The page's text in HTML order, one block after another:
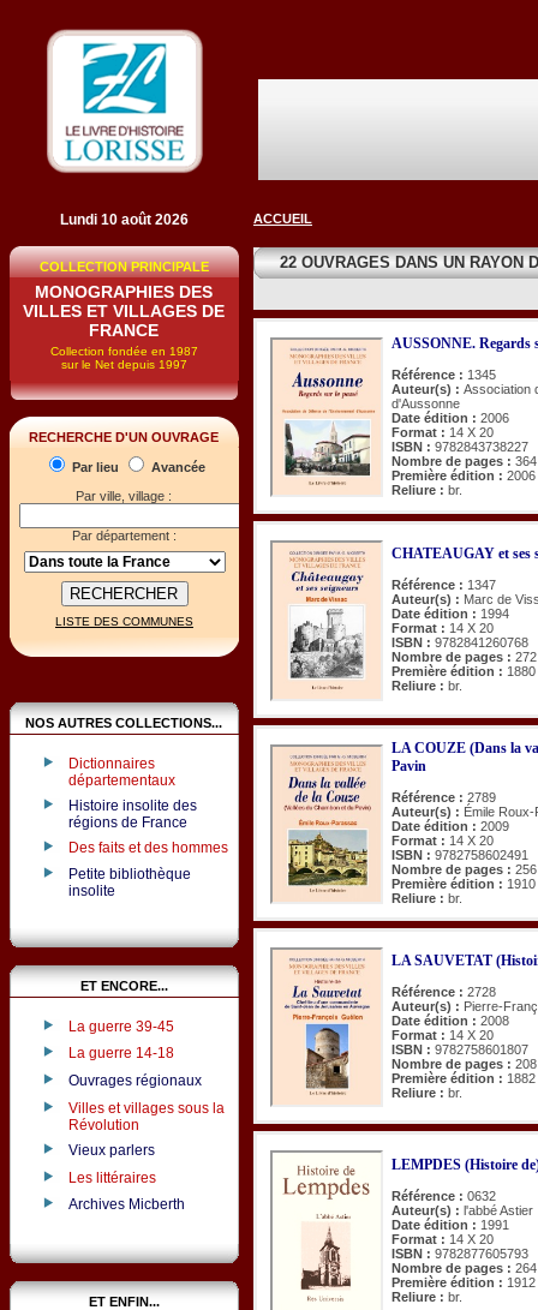
Lundi 10 août 2026
COLLECTION PRINCIPALE
MONOGRAPHIES DES
VILLES ET VILLAGES DE
FRANCE
Collection fondée en 1987
sur le Net depuis 1997
RECHERCHE D'UN OUVRAGE
Par lieu
Avancée
Par ville, village :
Par département :
LISTE DES COMMUNES
NOS AUTRES COLLECTIONS...
Dictionnaires
départementaux
Histoire insolite des
régions de France
Des faits et des hommes
Petite bibliothèque
insolite
ET ENCORE...
La guerre 39-45
La guerre 14-18
Ouvrages régionaux
Villes et villages sous la
Révolution
Vieux parlers
Les littéraires
Archives Micberth
ET ENFIN...
ACCUEIL
22 OUVRAGES DANS UN RAYON
AUSSONNE. Regards
Référence : 1345
Auteur(s) : Association
d'Aussonne
Date édition : 2006
Format : 14 X 20
ISBN : 9782843738227
Nombre de pages : 364
Première édition : 2006
Reliure : br.
CHATEAUGAY et ses
Référence : 1347
Auteur(s) : Marc de
Date édition : 1994
Format : 14 X 20
ISBN : 9782841260768
Nombre de pages : 272
Première édition : 1880
Reliure : br.
LA COUZE (Dans la
Pavin
Référence : 2789
Auteur(s) : Émile
Date édition : 2009
Format : 14 X 20
ISBN : 9782758602491
Nombre de pages : 256
Première édition : 1910
Reliure : br.
LA SAUVETAT
Référence : 2728
Auteur(s) : Pierre-
Date édition : 2008
Format : 14 X 20
ISBN : 9782758601807
Nombre de pages : 208
Première édition : 1882
Reliure : br.
LEMPDES (Histoire
Référence : 0632
Auteur(s) : l'abbé Astier
Date édition : 1991
Format : 14 X 20
ISBN : 9782877605793
Nombre de pages : 264
Première édition : 1912
Reliure : br.